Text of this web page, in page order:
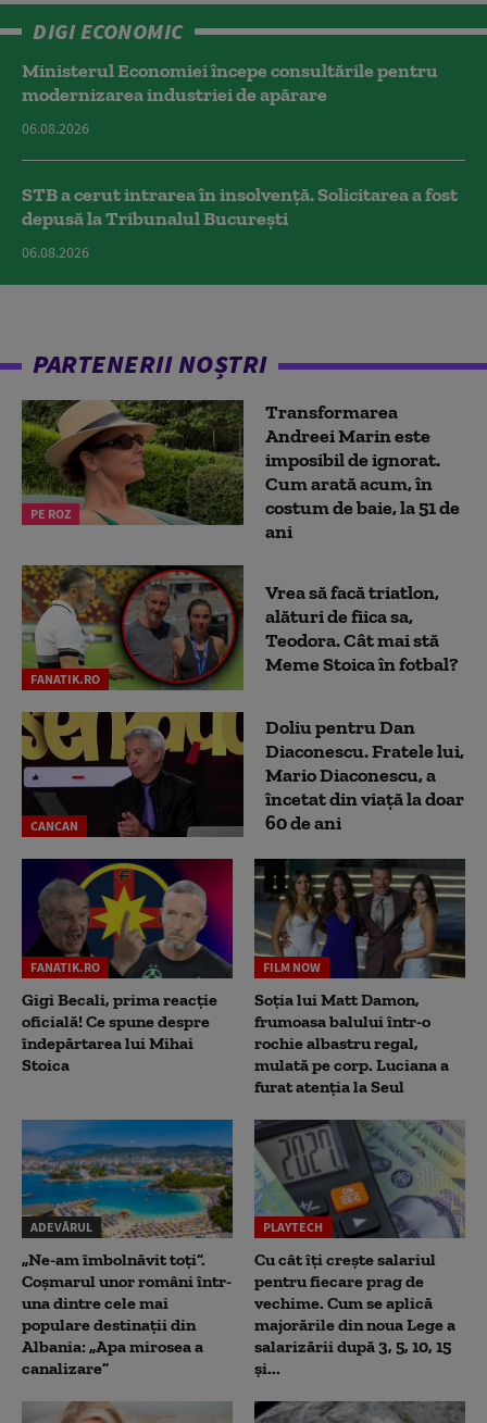
DIGI ECONOMIC
Ministerul Economiei începe consultările pentru
modernizarea industriei de apărare
06.08.2026
STB a cerut intrarea în insolvență. Solicitarea a fost
depusă la Tribunalul București
06.08.2026
PARTENERII NOȘTRI
PE ROZ
Transformarea
Andreei Marin este
imposibil de ignorat.
Cum arată acum, în
costum de baie, la 51 de
ani
FANATIK.RO
Vrea să facă triatlon,
alături de fiica sa,
Teodora. Cât mai stă
Meme Stoica în fotbal?
CANCAN
Doliu pentru Dan
Diaconescu. Fratele lui,
Mario Diaconescu, a
încetat din viață la doar
60 de ani
FANATIK.RO
Gigi Becali, prima reacție
oficială! Ce spune despre
îndepărtarea lui Mihai
Stoica
FILM NOW
Soția lui Matt Damon,
frumoasa balului într-o
rochie albastru regal,
mulată pe corp. Luciana a
furat atenția la Seul
ADEVĂRUL
„Ne-am îmbolnăvit toți”.
Coșmarul unor români într-
una dintre cele mai
populare destinații din
Albania: „Apa mirosea a
canalizare”
PLAYTECH
Cu cât îți crește salariul
pentru fiecare prag de
vechime. Cum se aplică
majorările din noua Lege a
salarizării după 3, 5, 10, 15
și...